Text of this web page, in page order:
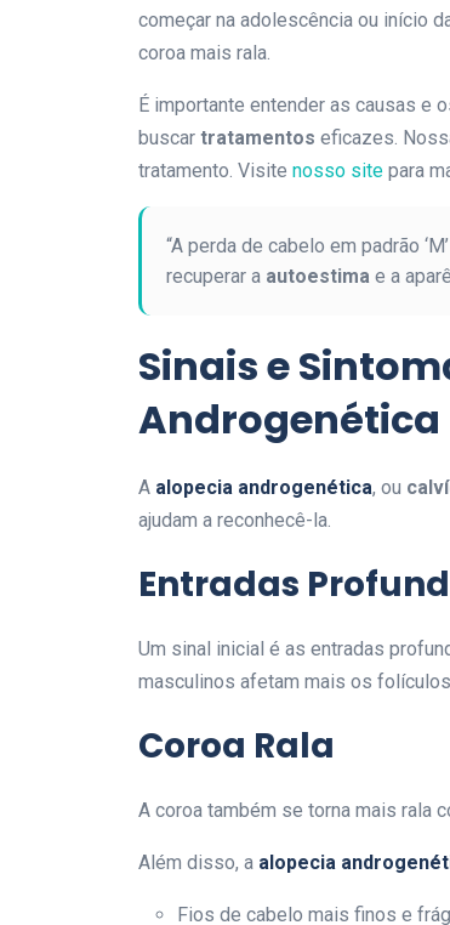
começar na adolescência ou início
coroa mais rala.
É importante entender as causas e
buscar tratamentos eficazes.
tratamento. Visite nosso site para
“A perda de cabelo em padrão
recuperar a autoestima e a
Sinais e
Androgenética
A alopecia androgenética, ou
ajudam a reconhecê-la.
Entradas
Um sinal inicial é as entradas
masculinos afetam mais os
Coroa Rala
A coroa também se torna mais rala
Além disso, a alopecia
Fios de cabelo mais finos e